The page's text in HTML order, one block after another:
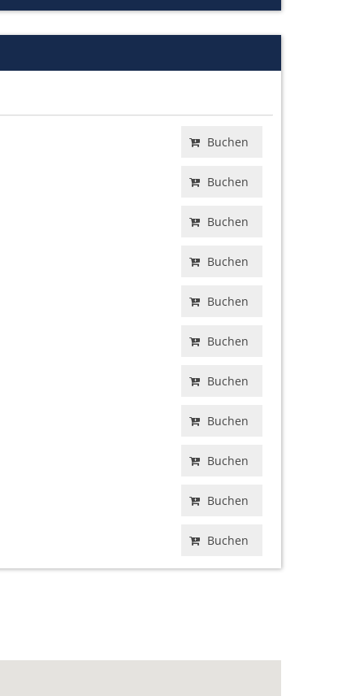
Buchen
Buchen
Buchen
Buchen
Buchen
Buchen
Buchen
Buchen
Buchen
Buchen
Buchen